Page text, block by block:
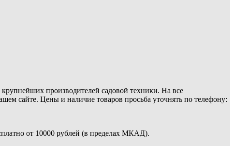
производителей садовой техники. На все
сайте. Цены и наличие товаров просьба уточнять по телефону:
от 10000 рублей (в пределах МКАД).